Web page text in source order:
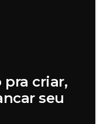
pra criar,
seu